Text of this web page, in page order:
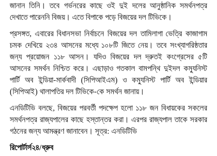
জানান তিনি। তবে গর্ভনরের কাছে ওই দুই দলের আনুষ্ঠানিক সমর্থনপত্র
দেখাতে পারেননি বিজয়। এতে বিপাকে পড়ে বিজয়ের দল টিভিকে।
প্রসঙ্গত, এবারের বিধানসভা নির্বাচনে বিজয়ের দল তামিলাগা ভেত্রি কাজাগাম
চমক দেখিয়ে ২৩৪ আসনের মধ্যে ১০৮টি জিতে নেয়। তবে সংখ্যাগরিষ্ঠতার
জন্য প্রয়োজন ১১৮ আসন। যদিও বিজয়ের দল দ্রুতই কংগ্রেসের ৫টি
আসনের সমর্থন নিশ্চিত করে। এছাড়াও গতকাল বামপন্থি দুইদল কম্যুনিস্ট
পার্টি অব ইন্ডিয়া-মার্কবাদী (সিপিআইএম) ও কম্যুনিস্ট পার্টি অব ইন্ডিয়ার
(সিপিআই) থালাপতির দল টিভিকে-কে সমর্থন জানায়।
এনডিটিভি বলছে, বিজয়ের পরবর্তী পদক্ষেপ হলো ১১৮ জন বিধায়কের সকলের
সমর্থনপত্র রাজ্যপালের কাছে হস্তান্তর করা। এরপর রাজ্যপাল তাকে সরকার
গঠনের জন্য আমন্ত্রণ জানাবেন। সূত্র: এনডিটিভি
রিপোর্টার্স২৪/ধ্রুব